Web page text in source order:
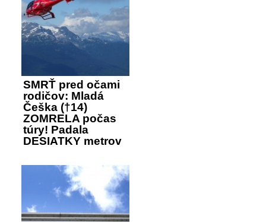
SMRŤ pred očami
rodičov: Mladá
Češka (†14)
ZOMRELA počas
túry! Padala
DESIATKY metrov